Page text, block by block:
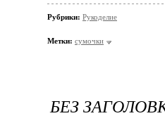
Рубрики: Рукоделие
Метки: сумочки
БЕЗ